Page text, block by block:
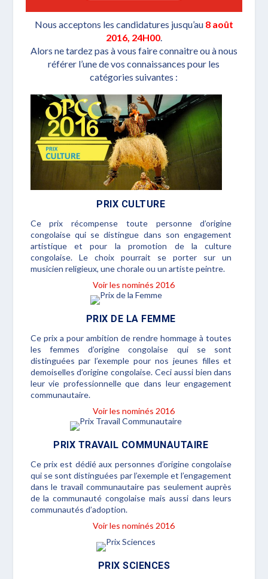
Nous acceptons les candidatures jusqu’au 8 août
2016, 24H00.
Alors ne tardez pas à vous faire connaitre ou à nous
référer l’une de vos connaissances pour les
catégories suivantes :
PRIX CULTURE
Ce prix récompense toute personne d’origine
congolaise qui se distingue dans son engagement
artistique et pour la promotion de la culture
congolaise. Le choix pourrait se porter sur un
musicien religieux, une chorale ou un artiste peintre.
Voir les nominés 2016
PRIX DE LA FEMME
Ce prix a pour ambition de rendre hommage à toutes
les femmes d’origine congolaise qui se sont
distinguées par l’exemple pour nos jeunes filles et
demoiselles d’origine congolaise. Ceci aussi bien dans
leur vie professionnelle que dans leur engagement
communautaire.
Voir les nominés 2016
PRIX TRAVAIL COMMUNAUTAIRE
Ce prix est dédié aux personnes d’origine congolaise
qui se sont distinguées par l’exemple et l’engagement
dans le travail communautaire pas seulement auprès
de la communauté congolaise mais aussi dans leurs
communautés d’adoption.
Voir les nominés 2016
PRIX SCIENCES